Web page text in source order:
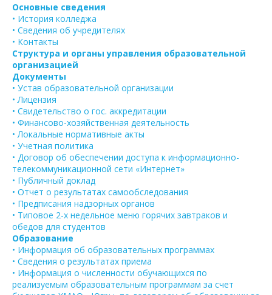
Основные сведения
• История колледжа
• Сведения об учредителях
• Контакты
Структура и органы управления образовательной
организацией
Документы
• Устав образовательной организации
• Лицензия
• Свидетельство о гос. аккредитации
• Финансово-хозяйственная деятельность
• Локальные нормативные акты
• Учетная политика
• Договор об обеспечении доступа к информационно-
телекоммуникационной сети «Интернет»
• Публичный доклад
• Отчет о результатах самообследования
• Предписания надзорных органов
• Типовое 2-х недельное меню горячих завтраков и
обедов для студентов
Образование
• Информация об образовательных программах
• Сведения о результатах приема
• Информация о численности обучающихся по
реализуемым образовательным программам за счет